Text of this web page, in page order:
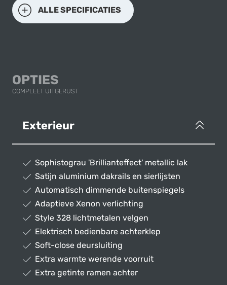
ALLE SPECIFICATIES
OPTIES
COMPLEET UITGERUST
Exterieur
Sophistograu 'Brillianteffect' metallic lak
Satijn aluminium dakrails en sierlijsten
Automatisch dimmende buitenspiegels
Adaptieve Xenon verlichting
Style 328 lichtmetalen velgen
Elektrisch bedienbare achterklep
Soft-close deursluiting
Extra warmte werende voorruit
Extra getinte ramen achter